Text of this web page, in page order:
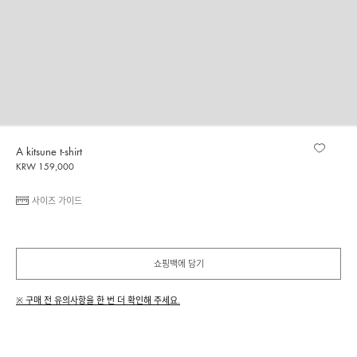
A kitsune t-shirt
KRW 159,000
사이즈 가이드
쇼핑백에 담기
※ 구매 전 유의사항을 한 번 더 확인해 주세요.